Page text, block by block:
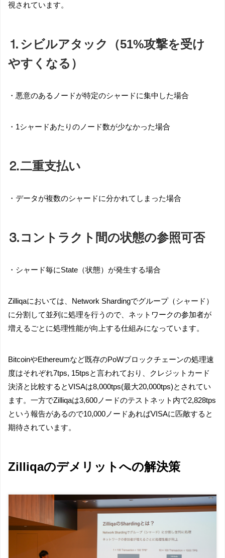
視されています。
⒈シビルアタック（51%攻撃を受け
やすくなる）
・悪意のあるノードが特定のシャードに集中した場合
・1シャードあたりのノード数が少なかった場合
⒉二重支払い
・データが複数のシャードに分かれてしまった場合
⒊コントラクト間の状態の参照可否
・シャード毎にState（状態）が発生する場合
Zilliqaにおいては、Network Shardingでグループ（シャード）
に分割して並列に処理を行うので、ネットワークの参加者が
増えるごとに処理性能が向上する仕組みになっています。
BitcoinやEthereumなど既存のPoWブロックチェーンの処理速
度はそれぞれ7tps, 15tpsと言われており、クレジットカード
決済と比較するとVISAは8,000tps(最大20,000tps)とされてい
ます。一方でZilliqaは3,600ノードのテストネット内で2,828tps
という報告があるので10,000ノードあればVISAに匹敵すると
期待されています。
Zilliqaのデメリットへの解決策